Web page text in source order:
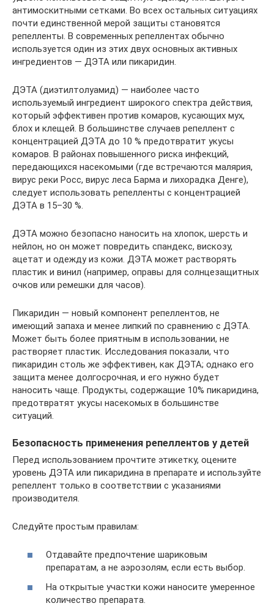
антимоскитными сетками. Во всех остальных ситуациях
почти единственной мерой защиты становятся
репелленты. В современных репеллентах обычно
используется один из этих двух основных активных
ингредиентов — ДЭТА или пикаридин.
ДЭТА (диэтилтолуамид) — наиболее часто
используемый ингредиент широкого спектра действия,
который эффективен против комаров, кусающих мух,
блох и клещей. В большинстве случаев репеллент с
концентрацией ДЭТА до 10 % предотвратит укусы
комаров. В районах повышенного риска инфекций,
передающихся насекомыми (где встречаются малярия,
вирус реки Росс, вирус леса Барма и лихорадка Денге),
следует использовать репелленты с концентрацией
ДЭТА в 15–30 %.
ДЭТА можно безопасно наносить на хлопок, шерсть и
нейлон, но он может повредить спандекс, вискозу,
ацетат и одежду из кожи. ДЭТА может растворять
пластик и винил (например, оправы для солнцезащитных
очков или ремешки для часов).
Пикаридин — новый компонент репеллентов, не
имеющий запаха и менее липкий по сравнению с ДЭТА.
Может быть более приятным в использовании, не
растворяет пластик. Исследования показали, что
пикаридин столь же эффективен, как ДЭТА; однако его
защита менее долгосрочная, и его нужно будет
наносить чаще. Продукты, содержащие 10% пикаридина,
предотвратят укусы насекомых в большинстве
ситуаций.
Безопасность применения репеллентов у детей
Перед использованием прочтите этикетку, оцените
уровень ДЭТА или пикаридина в препарате и используйте
репеллент только в соответствии с указаниями
производителя.
Следуйте простым правилам:
Отдавайте предпочтение шариковым
препаратам, а не аэрозолям, если есть выбор.
На открытые участки кожи наносите умеренное
количество препарата.